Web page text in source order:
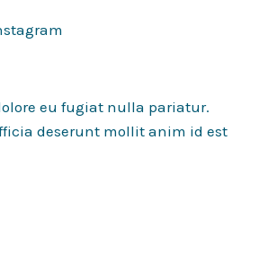
eu fugiat nulla pariatur.
deserunt mollit anim id est